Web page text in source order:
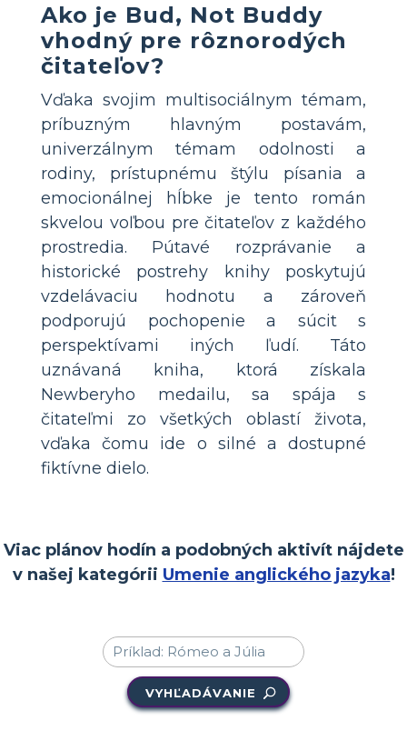
Ako je Bud, Not Buddy
vhodný pre rôznorodých
čitateľov?
Vďaka svojim multisociálnym témam,
príbuzným hlavným postavám,
univerzálnym témam odolnosti a
rodiny, prístupnému štýlu písania a
emocionálnej hĺbke je tento román
skvelou voľbou pre čitateľov z každého
prostredia. Pútavé rozprávanie a
historické postrehy knihy poskytujú
vzdelávaciu hodnotu a zároveň
podporujú pochopenie a súcit s
perspektívami iných ľudí. Táto
uznávaná kniha, ktorá získala
Newberyho medailu, sa spája s
čitateľmi zo všetkých oblastí života,
vďaka čomu ide o silné a dostupné
fiktívne dielo.
Viac plánov hodín a podobných aktivít nájdete
v našej kategórii Umenie anglického jazyka!
VYHĽADÁVANIE